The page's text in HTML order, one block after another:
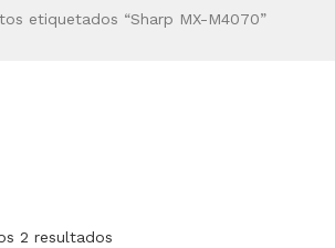
etiquetados “Sharp MX-M4070”
2 resultados